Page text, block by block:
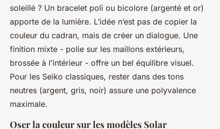
soleillé ? Un bracelet poli ou bicolore (argenté et or)
apporte de la lumière. L’idée n’est pas de copier la
couleur du cadran, mais de créer un dialogue. Une
finition mixte - polie sur les maillons extérieurs,
brossée à l’intérieur - offre un bel équilibre visuel.
Pour les Seiko classiques, rester dans des tons
neutres (argent, gris, noir) assure une polyvalence
maximale.
Oser la couleur sur les modèles Solar